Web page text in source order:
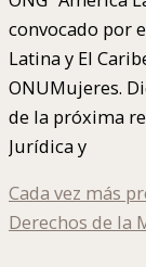
convocado por
Latina y El
ONUMujeres.
de la próxima
Jurídica y
Cada vez más
Derechos de la